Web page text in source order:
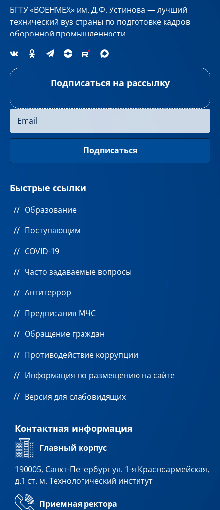
БГТУ «ВОЕНМЕХ» им. Д.Ф. Устинова — лучший
технический вуз страны по подготовке кадров
оборонной промышленности.
Подписаться на рассылку
Быстрые ссылки
Образование
Поступающим
COVID-19
Часто задаваемые вопросы
Антитеррор
Предписания МЧС
Обращение граждан
Противодействие коррупции
Информация по размещению на сайте
Версия для слабовидящих
Контактная информация
Главный корпус
190005, Санкт-Петербург ул. 1-я Красноармейская,
д.1 ст. м. Технологический институт
Приемная ректора